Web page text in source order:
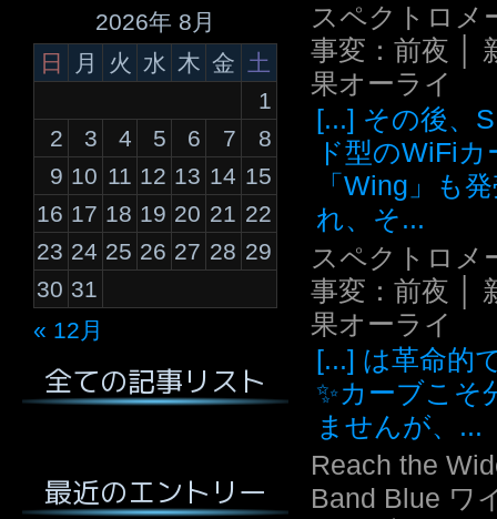
2026年 8月
日
月 火 水 木 金 土
« 12月
1
2
3 4 5 6 7
8
9 10 11 12 13 14 15
16 17 18 19 20 21 22
23 24 25 26 27 28 29
30 31
全ての記事リスト
最近のエントリー
スペクトロメ
事変：前夜 │
果オーライ
[...] その後、
ド型のWiFiカ
「Wing」も
れ、そ...
スペクトロメ
事変：前夜 │
果オーライ
[...] は革命的
✨カーブこそ
ませんが、...
Reach the
Band Blue ワ